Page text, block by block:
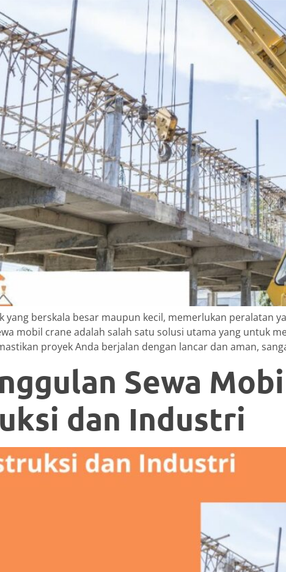
yang berskala besar maupun kecil, memerlukan peralatan
mobil crane adalah salah satu solusi utama yang untuk
proyek Anda berjalan dengan lancar dan aman,
Sewa
dan Industri